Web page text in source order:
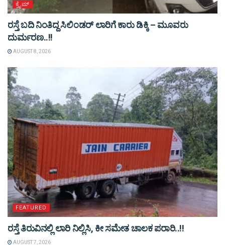
ಕ್ರೈಮ್
ರಸ್ತೆ ಬದಿ ನಿಂತಿದ್ದ ಸಿಲಿಂಡರ್ ಲಾರಿಗೆ ಕಾರು ಡಿಕ್ಕಿ – ಮೂವರು
ದುರ್ಮರಣ..!!
AUGUST 8, 2026
FEATURED
ರಸ್ತೆ ತಿರುವಿನಲ್ಲಿ ಲಾರಿ ನಿಲ್ಲಿಸಿ, ಕೀ ಸಮೇತ ಚಾಲಕ ಪರಾರಿ..!!
AUGUST 7, 2026